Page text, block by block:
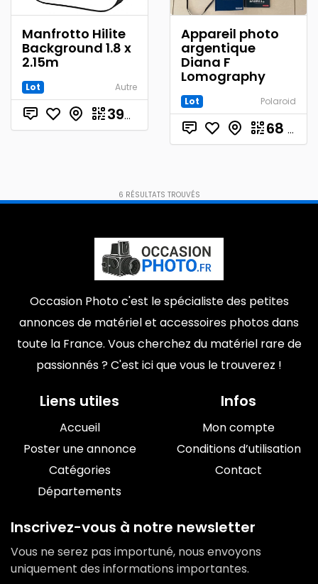
Manfrotto Hilite
Background 1.8 x
2.15m
Lot Autre
390.00 €
Appareil photo
argentique
Diana F
Lomography
Lot Polaroid
68
6 RÉSULTATS TROUVÉS
Occasion Photo c'est le spécialiste des petites
annonces de matériel et accessoires photos dans
toute la France. Vous cherchez du matériel rare de
passionnés ? C'est ici que vous le trouverez !
Liens utiles
Accueil
Poster une annonce
Catégories
Départements
Infos
Mon compte
Conditions d’utilisation
Contact
Inscrivez-vous à notre newsletter
Vous ne serez pas importuné, nous envoyons
uniquement des informations importantes.